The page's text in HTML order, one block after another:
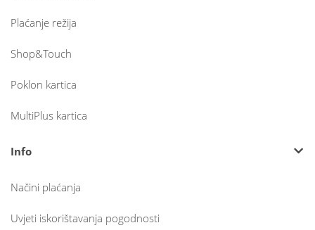
Plaćanje režija
Shop&Touch
Poklon kartica
MultiPlus kartica
Info
Načini plaćanja
Uvjeti iskorištavanja pogodnosti